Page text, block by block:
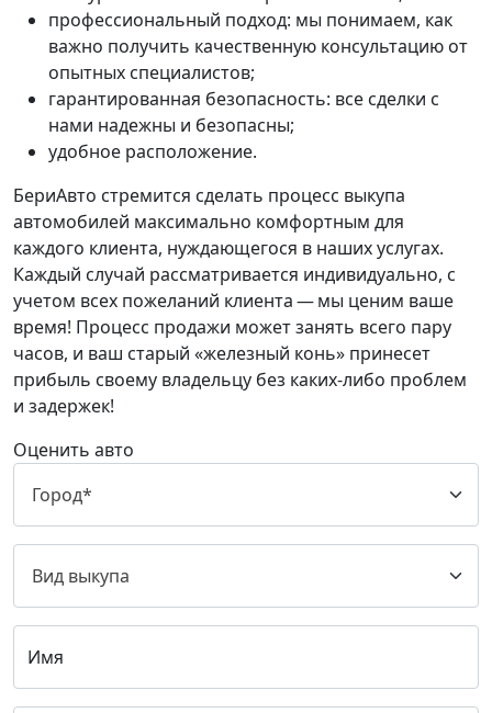
профессиональный подход: мы понимаем, как
важно получить качественную консультацию от
опытных специалистов;
гарантированная безопасность: все сделки с
нами надежны и безопасны;
удобное расположение.
БериАвто стремится сделать процесс выкупа
автомобилей максимально комфортным для
каждого клиента, нуждающегося в наших услугах.
Каждый случай рассматривается индивидуально, с
учетом всех пожеланий клиента — мы ценим ваше
время! Процесс продажи может занять всего пару
часов, и ваш старый «железный конь» принесет
прибыль своему владельцу без каких-либо проблем
и задержек!
Оценить авто
Имя